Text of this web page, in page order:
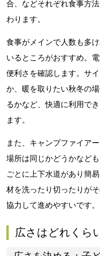
合、などそれぞれ食事方
わります。
食事がメインで人数も多
いるところがおすすめ。
便利さを確認します。サ
か、暖を取りたい秋冬の
るかなど、快適に利用で
ます。
また、キャンプファイア
場所は同じかどうかなど
ごとに上下水道があり簡
材を洗ったり切ったりが
協力して進めやすいです。
広さはどれくら